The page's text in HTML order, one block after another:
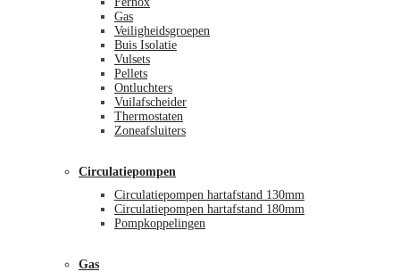
Gas
Veiligheidsgroepen
Buis Isolatie
Vulsets
Pellets
Ontluchters
Vuilafscheider
Thermostaten
Zoneafsluiters
Circulatiepompen
Circulatiepompen hartafstand 130mm
Circulatiepompen hartafstand 180mm
Pompkoppelingen
Gas